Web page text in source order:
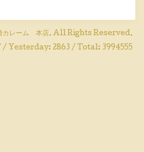
カレーム 本店. All Rights Reserved.
/ Yesterday: 2863 / Total: 3994555